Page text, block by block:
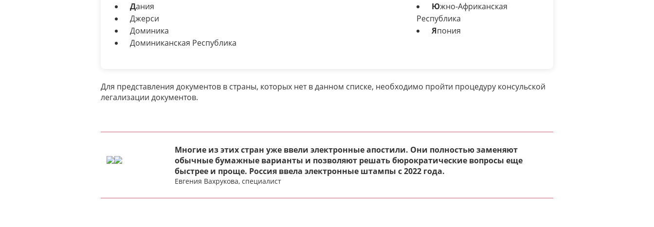
Дания
Джерси
Доминика
Доминиканская Республика
Южно-Африканская
Республика
Япония
Для представления документов в страны, которых нет в данном списке, необходимо пройти процедуру консульской
легализации документов.
Многие из этих стран уже ввели электронные апостили. Они полностью заменяют
обычные бумажные варианты и позволяют решать бюрократические вопросы еще
быстрее и проще. Россия ввела электронные штампы с 2022 года.
Евгения Вахрукова, специалист